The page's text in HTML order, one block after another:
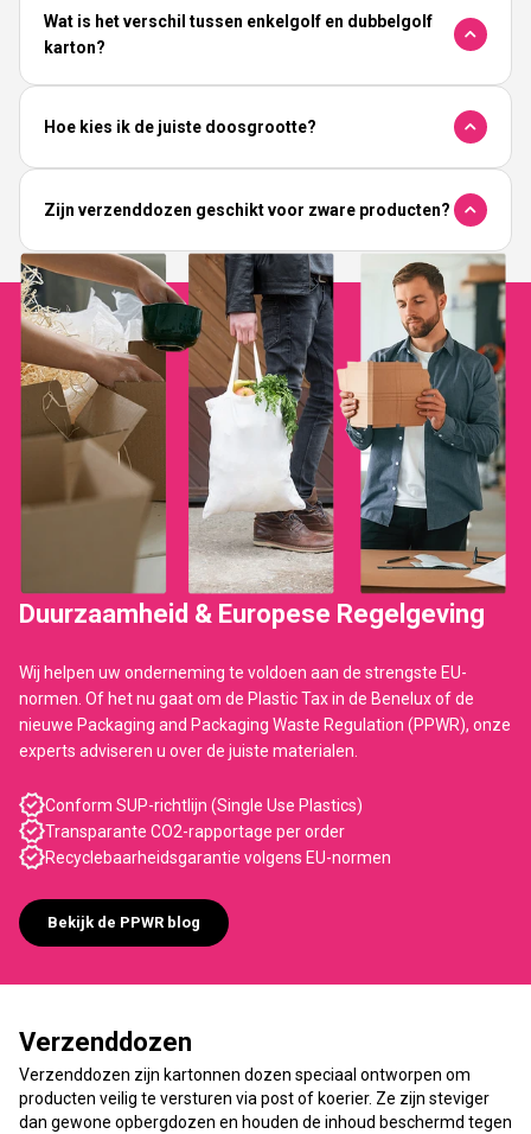
Wat is het verschil tussen enkelgolf en dubbelgolf
karton?
Hoe kies ik de juiste doosgrootte?
Zijn verzenddozen geschikt voor zware producten?
Duurzaamheid & Europese Regelgeving
Wij helpen uw onderneming te voldoen aan de strengste EU-
normen. Of het nu gaat om de Plastic Tax in de Benelux of de
nieuwe Packaging and Packaging Waste Regulation (PPWR), onze
experts adviseren u over de juiste materialen.
Conform SUP-richtlijn (Single Use Plastics)
Transparante CO2-rapportage per order
Recyclebaarheidsgarantie volgens EU-normen
Bekijk de PPWR blog
Verzenddozen
Verzenddozen zijn kartonnen dozen speciaal ontworpen om
producten veilig te versturen via post of koerier. Ze zijn steviger
dan gewone opbergdozen en houden de inhoud beschermd tegen